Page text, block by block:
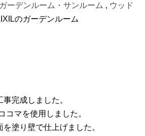
ガーデンルーム・サンルーム , ウッド
のガーデンルーム
完成しました。
コマを使用しました。
塗り壁で仕上げました。